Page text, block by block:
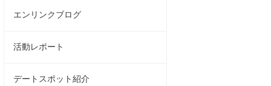
エンリンクブログ
活動レポート
デートスポット紹介